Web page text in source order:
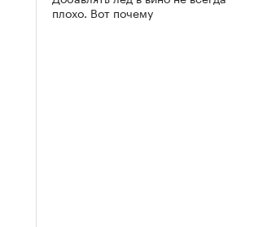
плохо. Вот почему